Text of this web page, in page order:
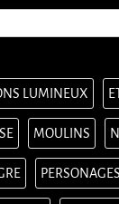
LUMINEUX
MOULINS
PERSONAGES